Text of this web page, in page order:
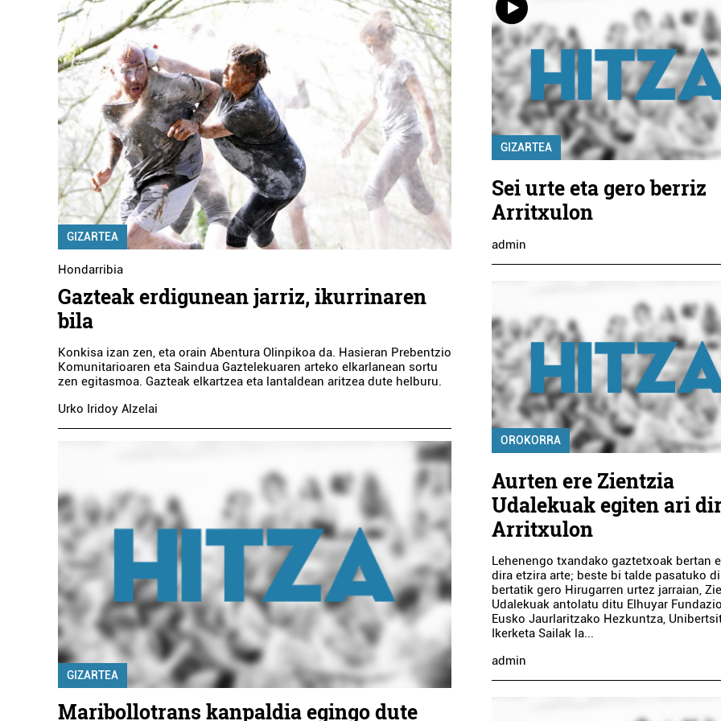
GIZARTEA
Hondarribia
Gazteak erdigunean jarriz, ikurrinaren
bila
Konkisa izan zen, eta orain Abentura Olinpikoa da. Hasieran Prebentzio
Komunitarioaren eta Saindua Gaztelekuaren arteko elkarlanean sortu
zen egitasmoa. Gazteak elkartzea eta lantaldean aritzea dute helburu.
Urko Iridoy Alzelai
GIZARTEA
Maribollotrans kanpaldia egingo dute
GIZARTEA
Sei urte eta gero berriz
Arritxulon
admin
OROKORRA
Aurten ere Zientzia
Udalekuak egiten ari
Arritxulon
Lehenengo txandako gaztetxoak bertan
dira etzira arte; beste bi talde pasatuko
bertatik gero Hirugarren urtez jarraian,
Udalekuak antolatu ditu Elhuyar
Eusko Jaurlaritzako Hezkuntza,
Ikerketa Sailak la...
admin